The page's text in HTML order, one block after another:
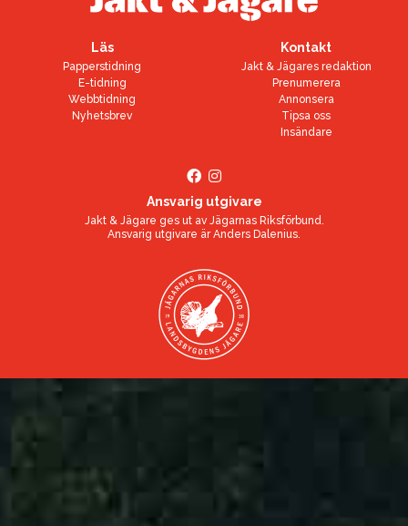
Läs
Papperstidning
E-tidning
Webbtidning
Nyhetsbrev
Kontakt
Jakt & Jägares redaktion
Prenumerera
Annonsera
Tipsa oss
Insändare
Ansvarig utgivare
Jakt & Jägare ges ut av Jägarnas Riksförbund.
Ansvarig utgivare ärAnders Dalenius.